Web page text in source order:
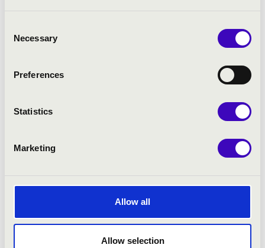
Selection
Necessary
Preferences
Statistics
Marketing
Allow all
Allow selection
III. Dialogue sur trompette
VI. Ornaments sur les flutes
Liszt - Bednarik: Vallée d’Obermann